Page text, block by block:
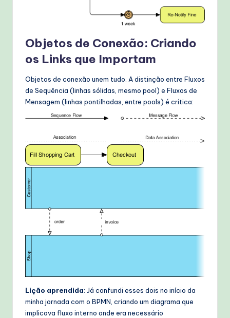
Objetos de Conexão: Criando
os Links que Importam
Objetos de conexão unem tudo. A distinção entre Fluxos
de Sequência (linhas sólidas, mesmo pool) e Fluxos de
Mensagem (linhas pontilhadas, entre pools) é crítica:
Lição aprendida: Já confundi esses dois no início da
minha jornada com o BPMN, criando um diagrama que
implicava fluxo interno onde era necessário